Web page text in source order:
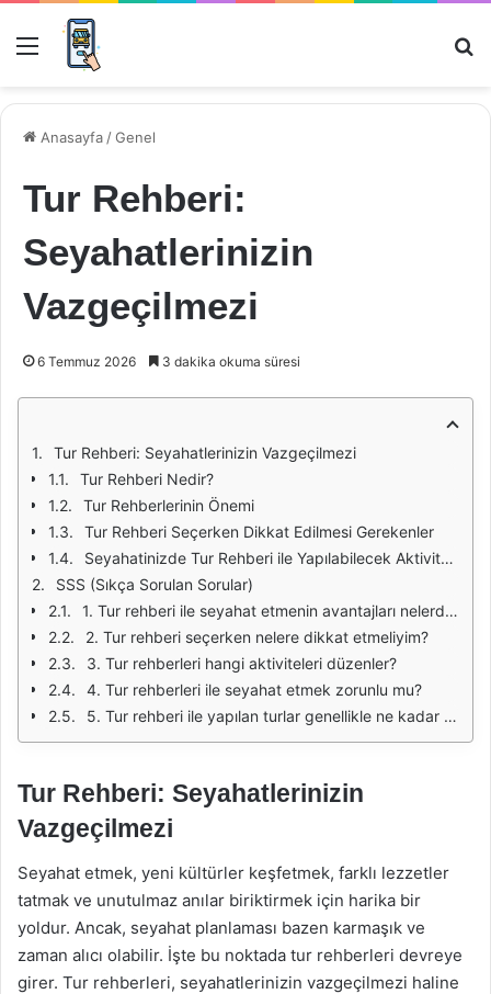
Menü
Anasayfa /Genel
Tur Rehberi:
Seyahatlerinizin
Vazgeçilmezi
6 Temmuz 2026 3 dakika okuma süresi
Tur Rehberi: Seyahatlerinizin Vazgeçilmezi
Tur Rehberi Nedir?
Tur Rehberlerinin Önemi
Tur Rehberi Seçerken Dikkat Edilmesi Gerekenler
Seyahatinizde Tur Rehberi ile Yapılabilecek Aktiviteler
SSS (Sıkça Sorulan Sorular)
1. Tur rehberi ile seyahat etmenin avantajları nelerdir?
2. Tur rehberi seçerken nelere dikkat etmeliyim?
3. Tur rehberleri hangi aktiviteleri düzenler?
4. Tur rehberleri ile seyahat etmek zorunlu mu?
5. Tur rehberi ile yapılan turlar genellikle ne kadar sürer?
Tur Rehberi: Seyahatlerinizin
Vazgeçilmezi
Seyahat etmek, yeni kültürler keşfetmek, farklı lezzetler
tatmak ve unutulmaz anılar biriktirmek için harika bir
yoldur. Ancak, seyahat planlaması bazen karmaşık ve
zaman alıcı olabilir. İşte bu noktada tur rehberleri devreye
girer. Tur rehberleri, seyahatlerinizin vazgeçilmezi haline